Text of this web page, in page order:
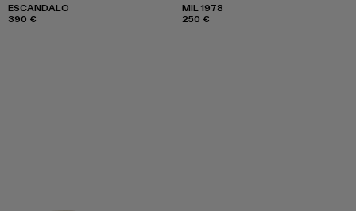
ESCANDALO
390 €
MIL 1978
250 €